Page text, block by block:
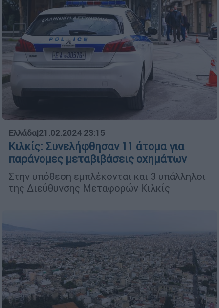
Ελλάδα|21.02.2024 23:15
Κιλκίς: Συνελήφθησαν 11 άτομα για
παράνομες μεταβιβάσεις οχημάτων
Στην υπόθεση εμπλέκονται και 3 υπάλληλοι
της Διεύθυνσης Μεταφορών Κιλκίς